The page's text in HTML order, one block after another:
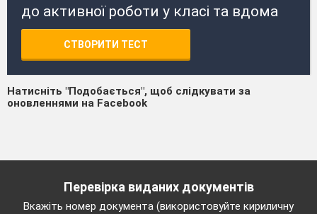
до активної роботи у класі та вдома
СТВОРИТИ ТЕСТ
Натисніть "Подобається", щоб слідкувати за
оновленнями на Facebook
Перевірка виданих документів
Вкажіть номер документа (використовуйте кириличну